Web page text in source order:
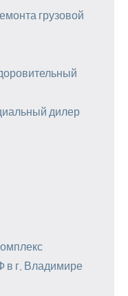
грузовой
дилер
в г. Владимире